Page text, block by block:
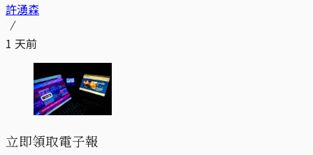
許湧森
1 天前
立即領取電子報